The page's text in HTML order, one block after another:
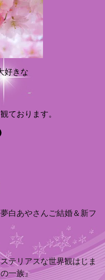
好きな
ております。
白あやさんご結婚＆新フ
テリアスな世界観はじま
一族』